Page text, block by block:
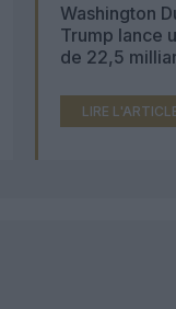
Washington
Trump lance
de 22,5
LIRE